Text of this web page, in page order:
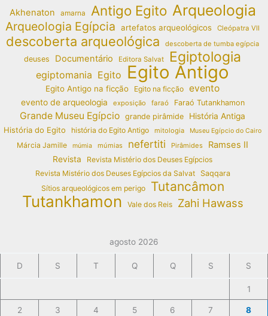
Akhenaton amarna Antigo Egito Arqueologia
Arqueologia Egípcia artefatos arqueológicos Cleópatra VII
descoberta arqueológica descoberta de tumba egípcia
deuses Documentário Editora Salvat Egiptologia
egiptomania Egito Egito Antigo
Egito Antigo na ficção Egito na ficção evento
evento de arqueologia exposição faraó Faraó Tutankhamon
Grande Museu Egípcio grande pirâmide
História Antiga
História do Egito
história do Egito Antigo mitologia Museu Egípcio do Cairo
Márcia Jamille múmia múmias nefertiti Pirâmides Ramses II
Revista
Revista Mistério dos Deuses Egípcios
Revista Mistério dos Deuses Egípcios da Salvat
Saqqara
Sítios arqueológicos em perigo
Tutancâmon
Tutankhamon Vale dos Reis Zahi Hawass
agosto 2026
D S T Q Q S S
1
2 3 4 5 6 7 8